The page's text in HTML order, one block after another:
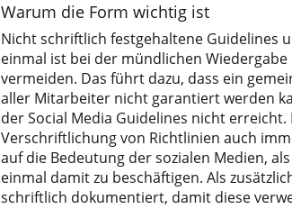
Warum die Form wichtig ist
Nicht schriftlich festgehaltene Guidelines
einmal ist bei der mündlichen Wiedergabe
vermeiden. Das führt dazu, dass ein
aller Mitarbeiter nicht garantiert werden
der Social Media Guidelines nicht
Verschriftlichung von Richtlinien auch
auf die Bedeutung der sozialen Medien,
einmal damit zu beschäftigen. Als
schriftlich dokumentiert, damit diese